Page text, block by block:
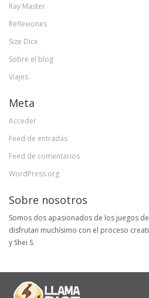
Ray Master
Reflexiones
Size Dice
Sobre el blog
Viajes
Meta
Acceder
Feed de entradas
Feed de comentarios
WordPress.org
Sobre nosotros
Somos dos apasionados de los juegos
disfrutan muchísimo con el proceso
y Shei S.